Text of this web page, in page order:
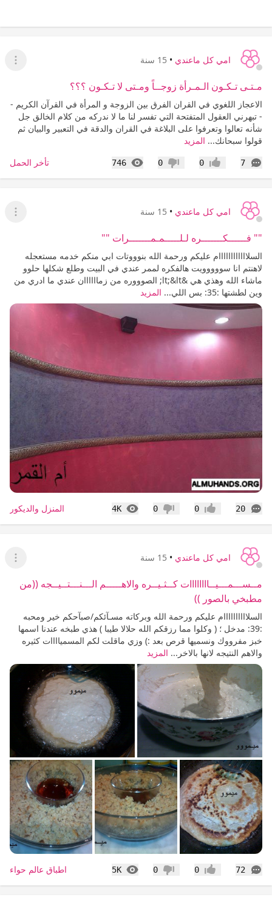
امي كل ماعندي • 15 سنة
عرض
مـتـى تـكـون الـمـرأة زوجــاً ومـتى لا تـكـون ؟؟؟
الاعجاز اللغوي في القران الفرق بين الزوجة و المرأة في القرآن الكريم -
- تبهرني العقول المتفتحة التي تفسر لنا ما لا ندركه من كلام الخالق جل
شأنه تعالوا وتعرفوا على البلاغة في القران والدقة في التعبير والبيان ثم
قولوا سبحانك... المزيد
7
التعليقات إعجاب0 عدم إعجاب
0
746
المشاهدات تأخر الحمل
امي كل ماعندي • 15 سنة
عرض
"" فــــــكـــــــره لـلـــــمـمـــــــرات ""
السلاااااااااااام عليكم ورحمة الله بنوووتات ابي منكم خدمه مستعجله
لاهنتم انا سووووويت هالفكره لممر عندي في البيت وطلع شكلها حلوو
ماشاء الله وهذي هي &lt;&lt; الصوووره من زماااااان عندي ما ادري من
وين لطشتها :35: بس اللي...
المزيد
20
التعليقات إعجاب0 عدم إعجاب
0
4K
المشاهدات المنزل والديكور
امي كل ماعندي • 15 سنة
عرض
مــســـمـــيــاااااااات كــثـيــره والاهـــــم الـــنـــتــيــجه ((من
مطبخي بالصور ))
السلاااااااااام عليكم ورحمة الله وبركاته مسـآئكم/صبآحكم خير ومحبه
:39: مدخل ؛ ( وكلوا مما رزقكم الله حلالا طيبا ) هذي طبخه عندنا اسمها
خبز مفرووك ونسميها قرص بعد :) وزي ماقلت لكم المسمياااات كثيره
والاهم النتيجه لانها بالاخر... المزيد
72
التعليقات إعجاب0 عدم إعجاب
0
5K
المشاهدات اطباق عالم حواء